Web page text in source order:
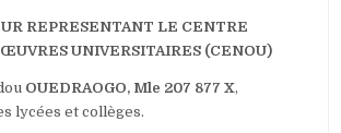
REPRESENTANT LE CENTRE
UNIVERSITAIRES (CENOU)
OUEDRAOGO, Mle 207 877 X,
lycées et collèges.